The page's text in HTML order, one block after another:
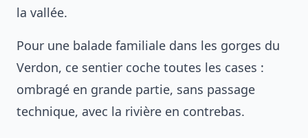
la vallée.
Pour une balade familiale dans les gorges du
Verdon, ce sentier coche toutes les cases :
ombragé en grande partie, sans passage
technique, avec la rivière en contrebas.